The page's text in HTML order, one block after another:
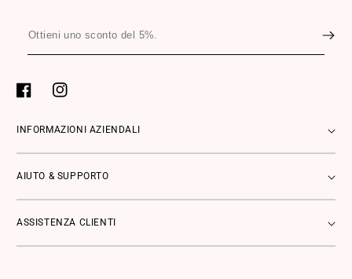
Ottieni
uno
del
FacebookInstagram
INFORMAZIONI AZIENDALI
AIUTO & SUPPORTO
ASSISTENZA CLIENTI